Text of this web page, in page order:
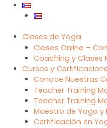
Clases de Yoga
Clases Online –
Coaching y Clases
Cursos y
Conoce Nuestras
Teacher Training
Teacher Training
Maestro de Yoga y
Certificación en